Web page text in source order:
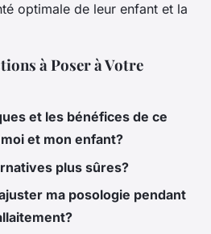
optimale de leur enfant et la
à Poser à Votre
et les bénéfices de ce
et mon enfant?
plus sûres?
ma posologie pendant